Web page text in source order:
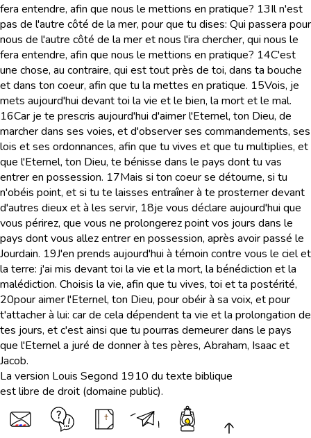
fera entendre, afin que nous le mettions en pratique? 13Il n'est
pas de l'autre côté de la mer, pour que tu dises: Qui passera pour
nous de l'autre côté de la mer et nous l'ira chercher, qui nous le
fera entendre, afin que nous le mettions en pratique? 14C'est
une chose, au contraire, qui est tout près de toi, dans ta bouche
et dans ton coeur, afin que tu la mettes en pratique. 15Vois, je
mets aujourd'hui devant toi la vie et le bien, la mort et le mal.
16Car je te prescris aujourd'hui d'aimer l'Eternel, ton Dieu, de
marcher dans ses voies, et d'observer ses commandements, ses
lois et ses ordonnances, afin que tu vives et que tu multiplies, et
que l'Eternel, ton Dieu, te bénisse dans le pays dont tu vas
entrer en possession. 17Mais si ton coeur se détourne, si tu
n'obéis point, et si tu te laisses entraîner à te prosterner devant
d'autres dieux et à les servir, 18je vous déclare aujourd'hui que
vous périrez, que vous ne prolongerez point vos jours dans le
pays dont vous allez entrer en possession, après avoir passé le
Jourdain. 19J'en prends aujourd'hui à témoin contre vous le ciel et
la terre: j'ai mis devant toi la vie et la mort, la bénédiction et la
malédiction. Choisis la vie, afin que tu vives, toi et ta postérité,
20pour aimer l'Eternel, ton Dieu, pour obéir à sa voix, et pour
t'attacher à lui: car de cela dépendent ta vie et la prolongation de
tes jours, et c'est ainsi que tu pourras demeurer dans le pays
que l'Eternel a juré de donner à tes pères, Abraham, Isaac et
Jacob.
La version Louis Segond 1910 du texte biblique
est libre de droit (domaine public).